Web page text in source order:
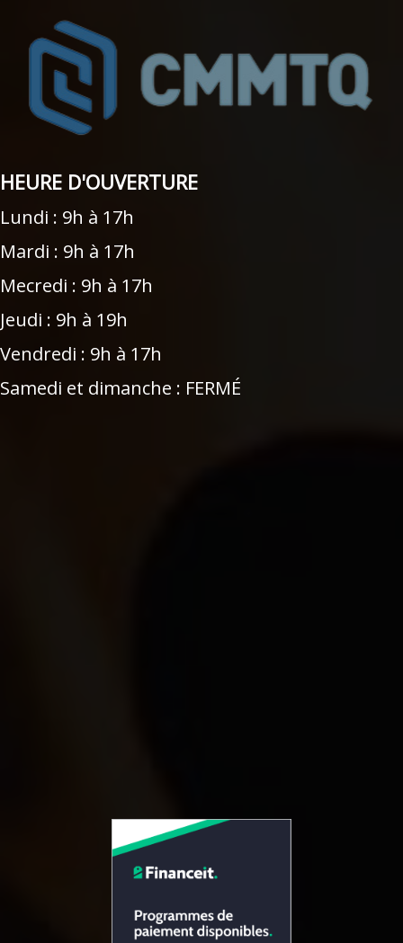
HEURE D'OUVERTURE
Lundi : 9h à 17h
Mardi : 9h à 17h
Mecredi : 9h à 17h
Jeudi : 9h à 19h
Vendredi : 9h à 17h
Samedi et dimanche : FERMÉ